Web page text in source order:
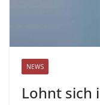
NEWS
Lohnt sich